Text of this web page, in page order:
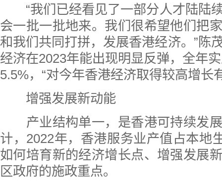
“我们已经看见了一部分人才陆陆
会一批一批地来。我们很希望他们把
和我们共同打拼，发展香港经济。”陈
经济在2023年能出现明显反弹，全年
5.5%，“对今年香港经济取得较高增长
增强发展新动能
产业结构单一，是香港可持续发展
计，2022年，香港服务业产值占本地
如何培育新的经济增长点、增强发展
区政府的施政重点。